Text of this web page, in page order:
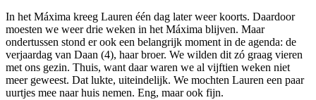
In het Máxima kreeg Lauren één dag later weer koorts. Daardoor
moesten we weer drie weken in het Máxima blijven. Maar
ondertussen stond er ook een belangrijk moment in de agenda: de
verjaardag van Daan (4), haar broer. We wilden dit zó graag vieren
met ons gezin. Thuis, want daar waren we al vijftien weken niet
meer geweest. Dat lukte, uiteindelijk. We mochten Lauren een paar
uurtjes mee naar huis nemen. Eng, maar ook fijn.